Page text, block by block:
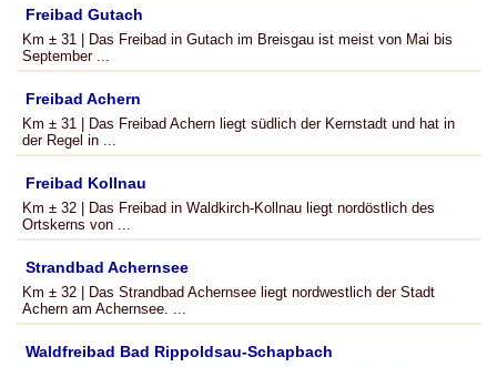
Freibad Gutach
Km ± 31 | Das Freibad in Gutach im Breisgau ist meist von Mai bis
September ...
Freibad Achern
Km ± 31 | Das Freibad Achern liegt südlich der Kernstadt und hat in
der Regel in ...
Freibad Kollnau
Km ± 32 | Das Freibad in Waldkirch-Kollnau liegt nordöstlich des
Ortskerns von ...
Strandbad Achernsee
Km ± 32 | Das Strandbad Achernsee liegt nordwestlich der Stadt
Achern am Achernsee. ...
Waldfreibad Bad Rippoldsau-Schapbach